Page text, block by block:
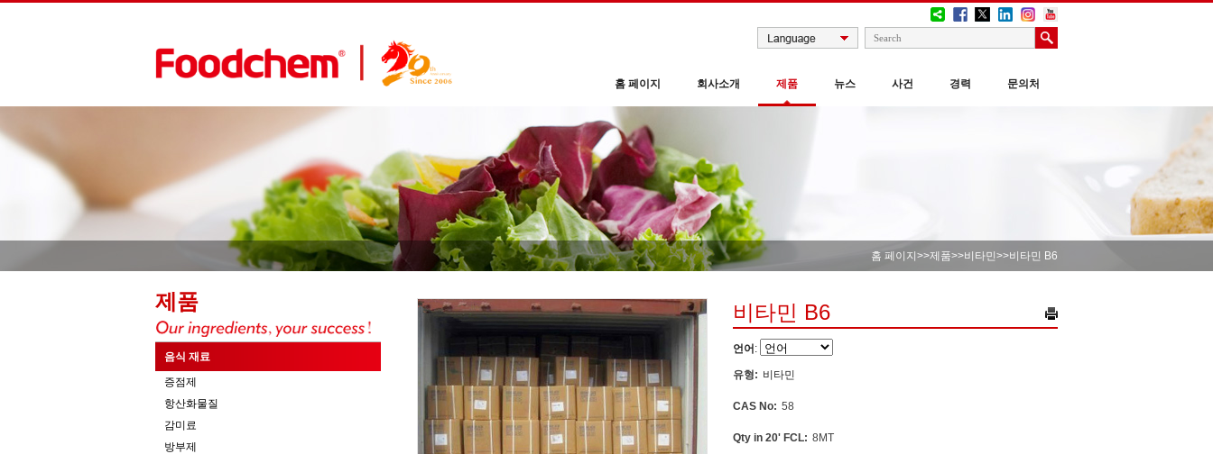
홈 페이지 회사소개 제품 뉴스 사건 경력 문의처
홈 페이지 >>제품>>비타민>>비타민 B6
제품
음식 재료
증점제
항산화물질
감미료
방부제
비타민 B6
언어 :
유형: 비타민
CAS No: 58
Qty in 20' FCL: 8MT